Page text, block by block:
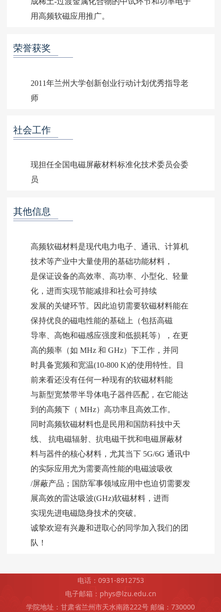
荣誉获奖
2011年兰州大学创新创业行动计划优秀指导老
师
社会工作
现担任全国电磁屏蔽材料标准化技术委员会委
其他信息
高频软磁材料是现代电力电子、通讯、计算机
技术等产业中大量使用的基础功能材料，
是保证设备的高效率、高功率、小型化、轻量
化，进而实现节能减排和社会可持续
发展的关键环节。因此迫切需要软磁材料能在
保持优良的磁电性能的基础上（包括高磁
导率、高饱和磁感应强度和低损耗等），在更
高的频率（如 MHz 和 GHz）下工作，并同
时具备宽频和宽温(10-800 K)的使用特性。目
前来看还没有任何一种现有的软磁材料能
与新型宽禁带半导体电子器件匹配，在它能达
到的高频下（ MHz）高功率且高效工作。
同时高频软磁材料也是民用和国防科技中天
线、 抗电磁辐射、抗电磁干扰和电磁屏蔽材
料与器件的核心材料，尤其当下 5G/6G 通讯中
的实际应用尤为需要高性能的电磁波吸收
/屏蔽产品；国防军事领域应用中也迫切需要发
展高效的雷达吸波(GHz)软磁材料，进而
实现先进电磁隐身技术的突破。
诚挚欢迎有兴趣和进取心的同学加入我们的团
电话：0931-8912753
电子邮箱：phys@lzu.edu.cn
学院地址：甘肃省兰州市天水南路222号 邮编：730000